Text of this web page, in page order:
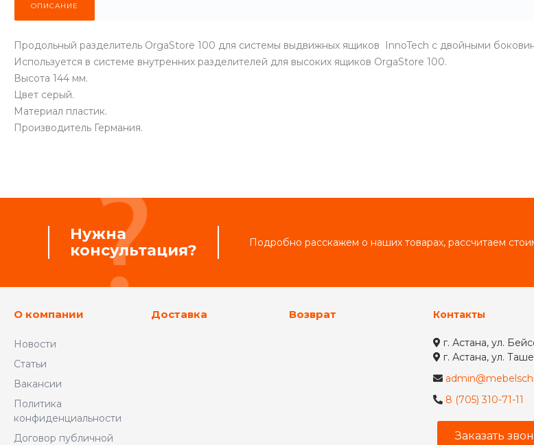
ОПИСАНИЕ
Продольный разделитель OrgaStore 100 для системы выдвижных ящиков InnoTech с двойными
Используется в системе внутренних разделителей для высоких ящиков OrgaStore 100.
Высота 144 мм.
Цвет серый.
Материал пластик.
Производитель Германия.
Нужна
консультация?
Подробно расскажем о наших товарах, рассчитаем
О компании
Новости
Статьи
Вакансии
Политика
конфиденциальности
Договор публичной
Доставка Возврат Контакты
г. Астана, ул.
г. Астана, ул.
8 (705) 310-71-11
Заказать